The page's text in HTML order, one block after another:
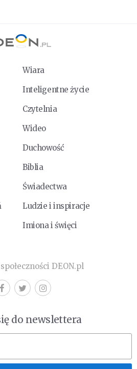
Wiara
Inteligentne życie
Czytelnia
Wideo
Duchowość
Biblia
Świadectwa
Ludzie i inspiracje
Imiona i święci
DEON.pl
do newslettera